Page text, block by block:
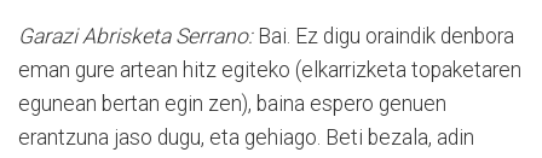
Garazi Abrisketa Serrano:Bai. Ez digu oraindik denbora
eman gure artean hitz egiteko (elkarrizketa topaketaren
egunean bertan egin zen), baina espero genuen
erantzuna jaso dugu, eta gehiago. Beti bezala, adin